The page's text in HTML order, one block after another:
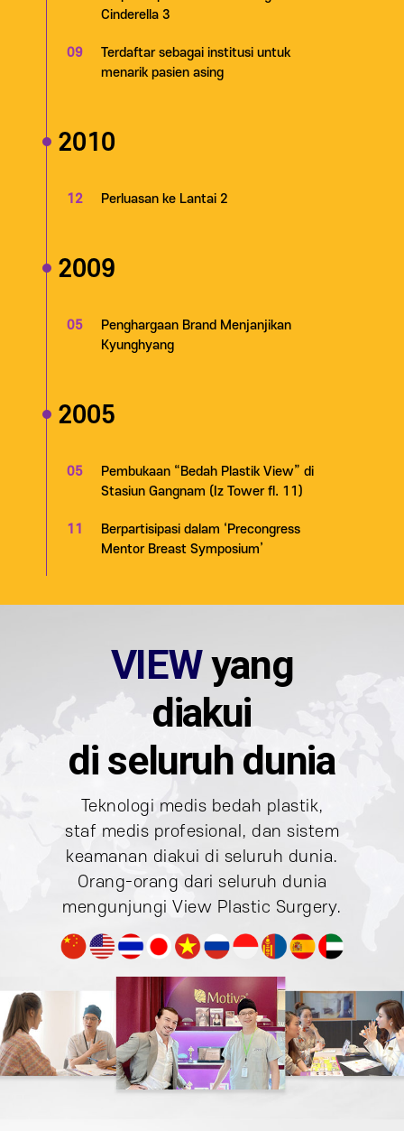
Cinderella 3
09
Terdaftar sebagai institusi untuk
menarik pasien asing
2010
12 Perluasan ke Lantai 2
2009
05
Penghargaan Brand Menjanjikan
Kyunghyang
2005
05
Pembukaan “Bedah Plastik View” di
Stasiun Gangnam (Iz Tower fl. 11)
11
Berpartisipasi dalam ‘Precongress
Mentor Breast Symposium’
VIEWyang
diakui
di seluruh dunia
Teknologi medis bedah plastik,
staf medis profesional, dan sistem
keamanan diakui di seluruh dunia.
Orang-orang dari seluruh dunia
mengunjungiView Plastic Surgery.